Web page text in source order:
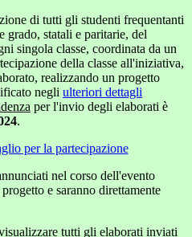
di tutti gli studenti frequentanti
grado, statali e paritarie, del
singola classe, coordinata da un
della classe all'iniziativa,
realizzando un progetto
negli ulteriori dettagli
per l'invio degli elaborati è
.
per la partecipazione
nel corso dell'evento
e saranno direttamente
tutti gli elaborati inviati